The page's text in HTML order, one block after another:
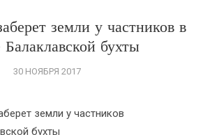
земли у частников в
Балаклавской бухты
30 НОЯБРЯ 2017